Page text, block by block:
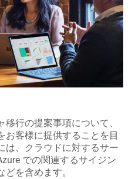
行の提案事項について、
お客様に提供することを目
は、クラウドに対するサー
での関連するサイジン
を含めます。